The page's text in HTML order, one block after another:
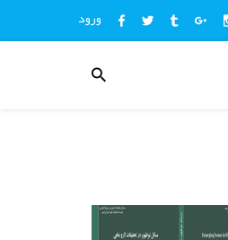
ورود
منوی
کاربری